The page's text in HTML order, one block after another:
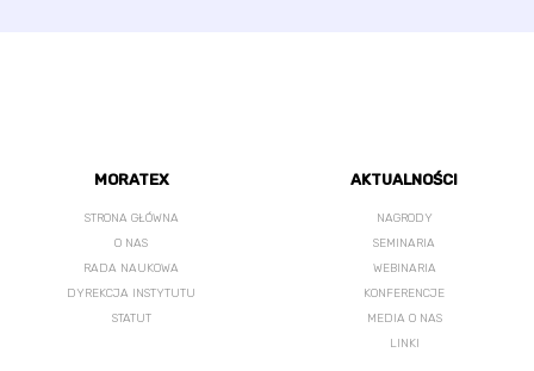
MORATEX
STRONA GŁÓWNA
O NAS
RADA NAUKOWA
DYREKCJA INSTYTUTU
STATUT
AKTUALNOŚCI
NAGRODY
SEMINARIA
WEBINARIA
KONFERENCJE
MEDIA O NAS
LINKI